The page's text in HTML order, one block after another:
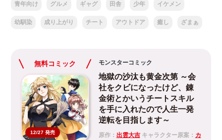
青年向け グルメ ギャグ 田舎 少年 イケメン
幼馴染 成り上がり チート アウトドア 癒し ざまぁ
無料コミック
12/27 発売
モンスターコミック
地獄の沙汰も黄金次第 ～会
社をクビになったけど、錬
金術とかいうチートスキル
を手に入れたので人生一発
逆転を目指します～
原作： 出雲大吉キャラクター原案： カ